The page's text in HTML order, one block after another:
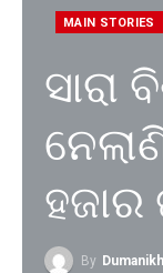
MAIN STORIES
ସାରା
ହଜାର
By